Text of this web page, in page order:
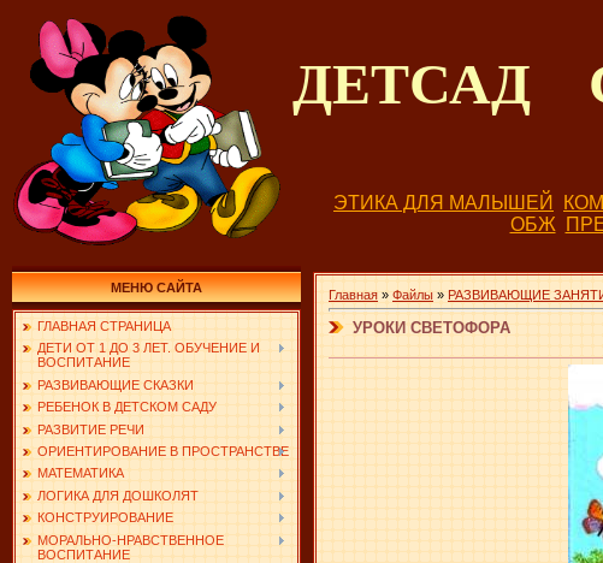
ДЕТСАД
ЭТИКА ДЛЯ МАЛЫШЕЙ
ОБЖ
МЕНЮ САЙТА
ГЛАВНАЯ СТРАНИЦА
ДЕТИ ОТ 1 ДО 3 ЛЕТ. ОБУЧЕНИЕ И
ВОСПИТАНИЕ
РАЗВИВАЮЩИЕ СКАЗКИ
РЕБЕНОК В ДЕТСКОМ САДУ
РАЗВИТИЕ РЕЧИ
ОРИЕНТИРОВАНИЕ В ПРОСТРАНСТВЕ
МАТЕМАТИКА
ЛОГИКА ДЛЯ ДОШКОЛЯТ
КОНСТРУИРОВАНИЕ
МОРАЛЬНО-НРАВСТВЕННОЕ
ВОСПИТАНИЕ
Главная » Файлы » РАЗВИВАЮЩИЕ
УРОКИ СВЕТОФОРА